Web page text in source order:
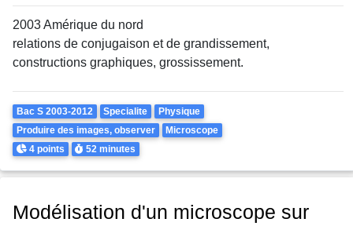
2003 Amérique du nord
relations de conjugaison et de grandissement,
constructions graphiques, grossissement.
Theme
Bac S 2003-2012 Specialite
Physique
Produire des images, observer
Microscope
Points
4 points Durée
52 minutes
Modélisation d'un microscope sur